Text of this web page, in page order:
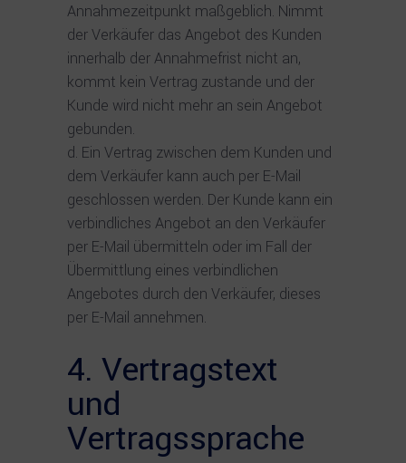
Annahmezeitpunkt maßgeblich. Nimmt
der Verkäufer das Angebot des Kunden
innerhalb der Annahmefrist nicht an,
kommt kein Vertrag zustande und der
Kunde wird nicht mehr an sein Angebot
gebunden.
Ein Vertrag zwischen dem Kunden und
dem Verkäufer kann auch per E-Mail
geschlossen werden. Der Kunde kann ein
verbindliches Angebot an den Verkäufer
per E-Mail übermitteln oder im Fall der
Übermittlung eines verbindlichen
Angebotes durch den Verkäufer, dieses
per E-Mail annehmen.
4. Vertragstext
und
Vertragssprache